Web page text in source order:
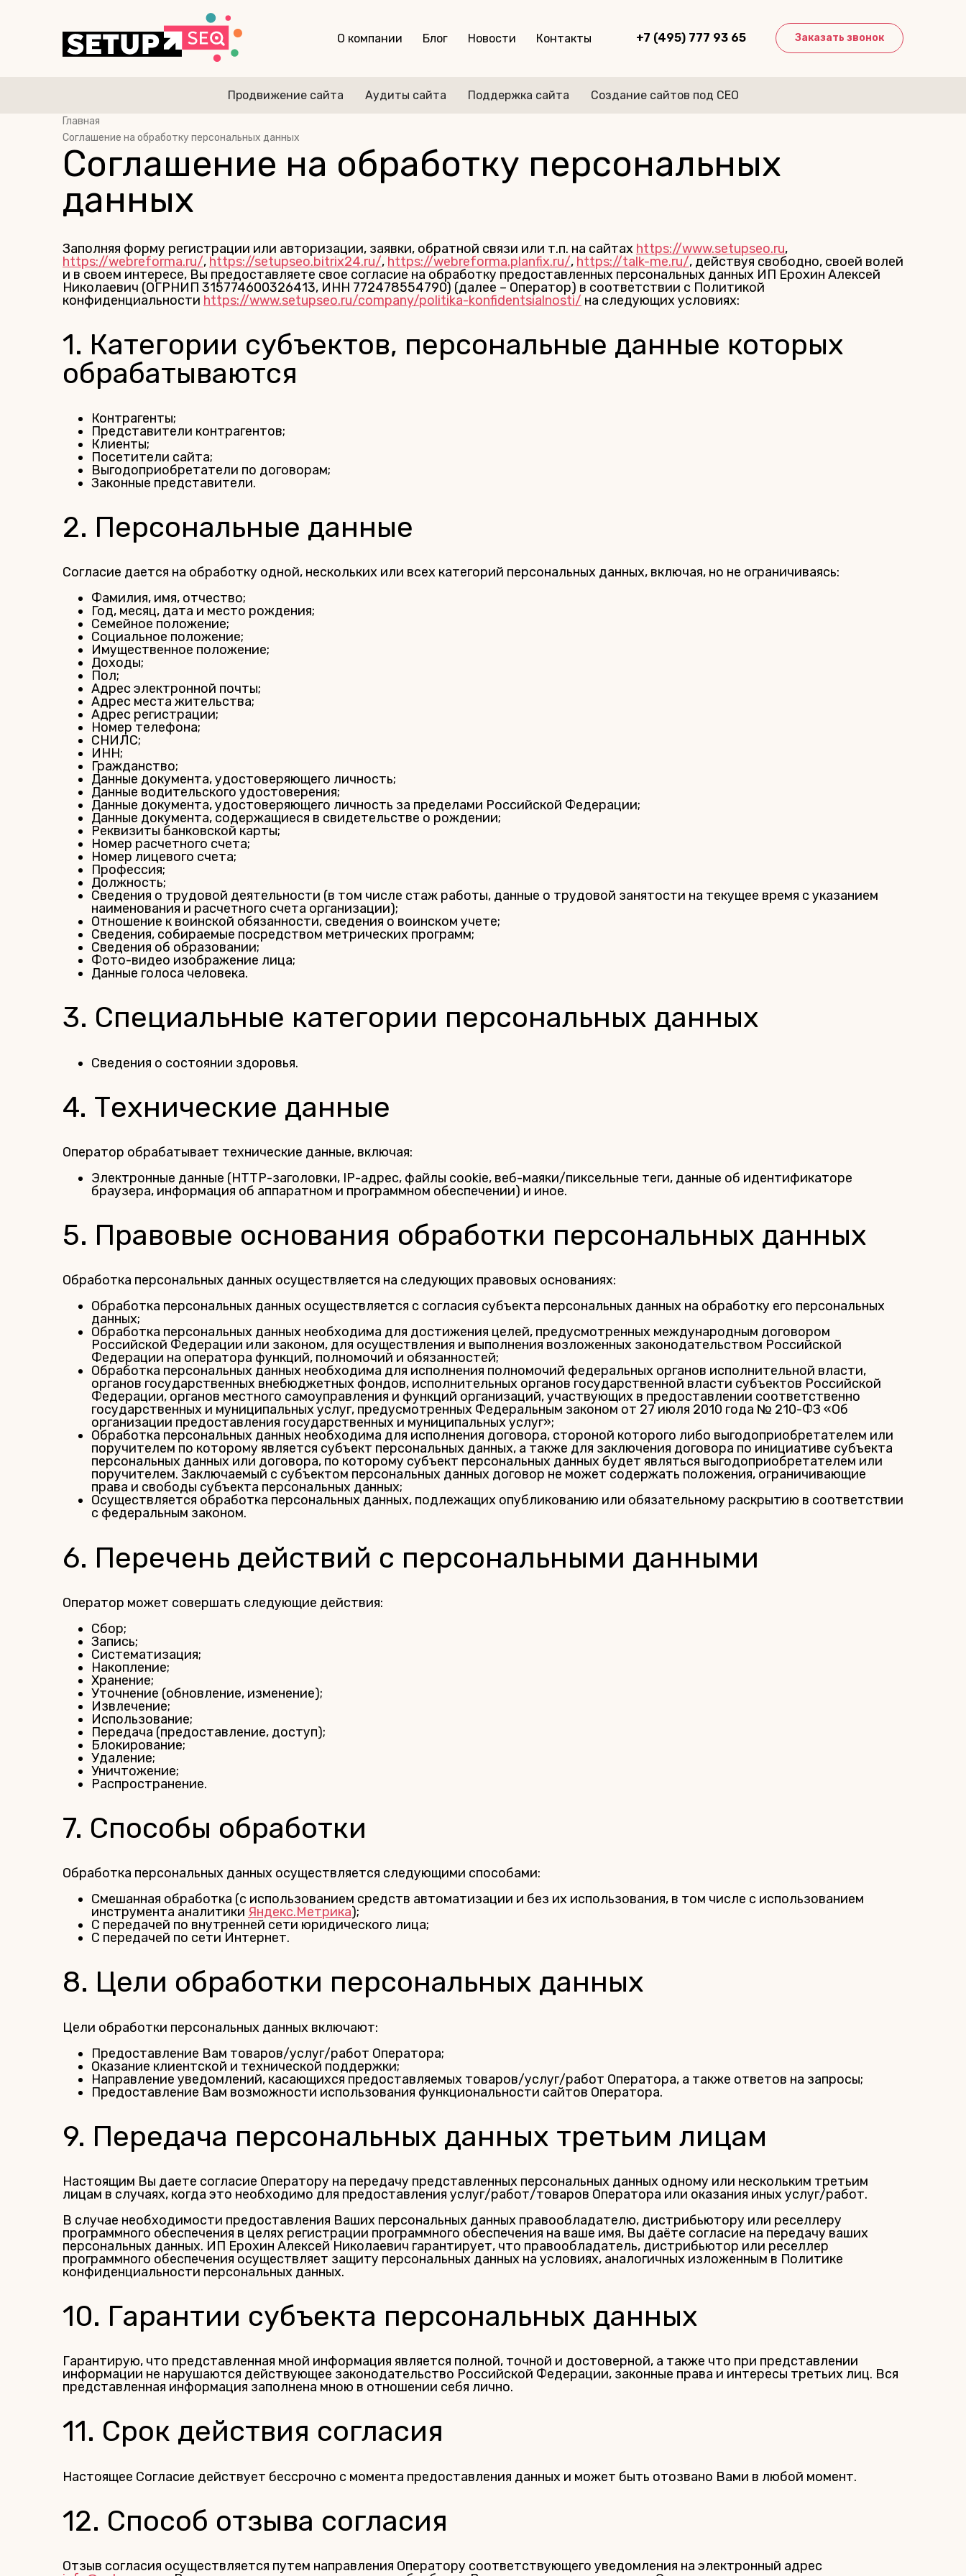
О компании Блог Новости Контакты +7 (495) 777 93 65 Заказать звонок
Продвижение сайта Аудиты сайта Поддержка сайта Создание сайтов под СЕО
Главная
Соглашение на обработку персональных данных
Соглашение на обработку персональных
данных
Заполняя форму регистрации или авторизации, заявки, обратной связи или т.п. на сайтах https://www.setupseo.ru,
https://webreforma.ru/, https://setupseo.bitrix24.ru/, https://webreforma.planfix.ru/, https://talk-me.ru/, действуя свободно, своей волей
и в своем интересе, Вы предоставляете свое согласие на обработку предоставленных персональных данных ИП Ерохин Алексей
Николаевич (ОГРНИП 315774600326413, ИНН 772478554790) (далее – Оператор) в соответствии с Политикой
конфиденциальности https://www.setupseo.ru/company/politika-konfidentsialnosti/ на следующих условиях:
1. Категории субъектов, персональные данные которых
обрабатываются
Контрагенты;
Представители контрагентов;
Клиенты;
Посетители сайта;
Выгодоприобретатели по договорам;
Законные представители.
2. Персональные данные
Согласие дается на обработку одной, нескольких или всех категорий персональных данных, включая, но не ограничиваясь:
Фамилия, имя, отчество;
Год, месяц, дата и место рождения;
Семейное положение;
Социальное положение;
Имущественное положение;
Доходы;
Пол;
Адрес электронной почты;
Адрес места жительства;
Адрес регистрации;
Номер телефона;
СНИЛС;
ИНН;
Гражданство;
Данные документа, удостоверяющего личность;
Данные водительского удостоверения;
Данные документа, удостоверяющего личность за пределами Российской Федерации;
Данные документа, содержащиеся в свидетельстве о рождении;
Реквизиты банковской карты;
Номер расчетного счета;
Номер лицевого счета;
Профессия;
Должность;
Сведения о трудовой деятельности (в том числе стаж работы, данные о трудовой занятости на текущее время с указанием
наименования и расчетного счета организации);
Отношение к воинской обязанности, сведения о воинском учете;
Сведения, собираемые посредством метрических программ;
Сведения об образовании;
Фото-видео изображение лица;
Данные голоса человека.
3. Специальные категории персональных данных
Сведения о состоянии здоровья.
4. Технические данные
Оператор обрабатывает технические данные, включая:
Электронные данные (HTTP-заголовки, IP-адрес, файлы cookie, веб-маяки/пиксельные теги, данные об идентификаторе
браузера, информация об аппаратном и программном обеспечении) и иное.
5. Правовые основания обработки персональных данных
Обработка персональных данных осуществляется на следующих правовых основаниях:
Обработка персональных данных осуществляется с согласия субъекта персональных данных на обработку его персональных
данных;
Обработка персональных данных необходима для достижения целей, предусмотренных международным договором
Российской Федерации или законом, для осуществления и выполнения возложенных законодательством Российской
Федерации на оператора функций, полномочий и обязанностей;
Обработка персональных данных необходима для исполнения полномочий федеральных органов исполнительной власти,
органов государственных внебюджетных фондов, исполнительных органов государственной власти субъектов Российской
Федерации, органов местного самоуправления и функций организаций, участвующих в предоставлении соответственно
государственных и муниципальных услуг, предусмотренных Федеральным законом от 27 июля 2010 года № 210-ФЗ «Об
организации предоставления государственных и муниципальных услуг»;
Обработка персональных данных необходима для исполнения договора, стороной которого либо выгодоприобретателем или
поручителем по которому является субъект персональных данных, а также для заключения договора по инициативе субъекта
персональных данных или договора, по которому субъект персональных данных будет являться выгодоприобретателем или
поручителем. Заключаемый с субъектом персональных данных договор не может содержать положения, ограничивающие
права и свободы субъекта персональных данных;
Осуществляется обработка персональных данных, подлежащих опубликованию или обязательному раскрытию в соответствии
с федеральным законом.
6. Перечень действий с персональными данными
Оператор может совершать следующие действия:
Сбор;
Запись;
Систематизация;
Накопление;
Хранение;
Уточнение (обновление, изменение);
Извлечение;
Использование;
Передача (предоставление, доступ);
Блокирование;
Удаление;
Уничтожение;
Распространение.
7. Способы обработки
Обработка персональных данных осуществляется следующими способами:
Смешанная обработка (с использованием средств автоматизации и без их использования, в том числе с использованием
инструмента аналитики Яндекс.Метрика);
С передачей по внутренней сети юридического лица;
С передачей по сети Интернет.
8. Цели обработки персональных данных
Цели обработки персональных данных включают:
Предоставление Вам товаров/услуг/работ Оператора;
Оказание клиентской и технической поддержки;
Направление уведомлений, касающихся предоставляемых товаров/услуг/работ Оператора, а также ответов на запросы;
Предоставление Вам возможности использования функциональности сайтов Оператора.
9. Передача персональных данных третьим лицам
Настоящим Вы даете согласие Оператору на передачу представленных персональных данных одному или нескольким третьим
лицам в случаях, когда это необходимо для предоставления услуг/работ/товаров Оператора или оказания иных услуг/работ.
В случае необходимости предоставления Ваших персональных данных правообладателю, дистрибьютору или реселлеру
программного обеспечения в целях регистрации программного обеспечения на ваше имя, Вы даёте согласие на передачу ваших
персональных данных. ИП Ерохин Алексей Николаевич гарантирует, что правообладатель, дистрибьютор или реселлер
программного обеспечения осуществляет защиту персональных данных на условиях, аналогичных изложенным в Политике
конфиденциальности персональных данных.
10. Гарантии субъекта персональных данных
Гарантирую, что представленная мной информация является полной, точной и достоверной, а также что при представлении
информации не нарушаются действующее законодательство Российской Федерации, законные права и интересы третьих лиц. Вся
представленная информация заполнена мною в отношении себя лично.
11. Срок действия согласия
Настоящее Согласие действует бессрочно с момента предоставления данных и может быть отозвано Вами в любой момент.
12. Способ отзыва согласия
Отзыв согласия осуществляется путем направления Оператору соответствующего уведомления на электронный адрес